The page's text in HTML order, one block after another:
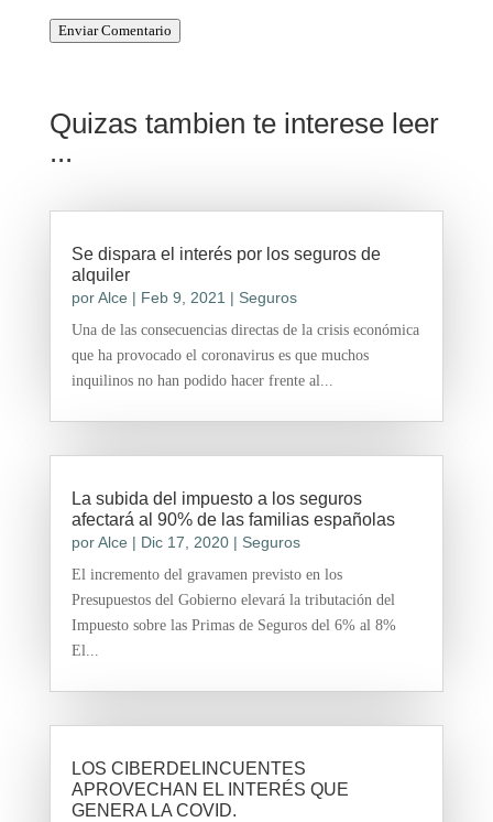
Enviar Comentario
Quizas tambien te interese leer
...
Se dispara el interés por los seguros de
alquiler
porAlce | Feb 9, 2021 | Seguros
Una de las consecuencias directas de la crisis económica
que ha provocado el coronavirus es que muchos
inquilinos no han podido hacer frente al...
La subida del impuesto a los seguros
afectará al 90% de las familias españolas
porAlce | Dic 17, 2020| Seguros
El incremento del gravamen previsto en los
Presupuestos del Gobierno elevará la tributación del
Impuesto sobre las Primas de Seguros del 6% al 8%
El...
LOS CIBERDELINCUENTES
APROVECHAN EL INTERÉS QUE
GENERA LA COVID.